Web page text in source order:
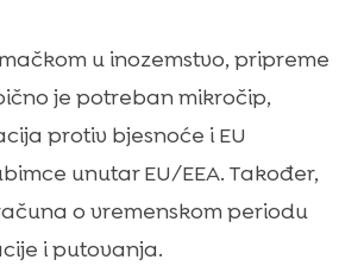
u inozemstvo, pripreme
je potreban mikročip,
protiv bjesnoće i EU
unutar EU/EEA. Također,
o vremenskom periodu
i putovanja.